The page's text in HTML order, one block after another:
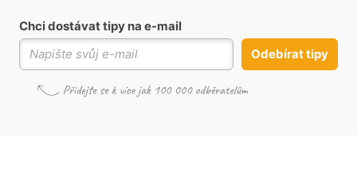
Chci dostávat tipy na e-mail
Odebírat tipy